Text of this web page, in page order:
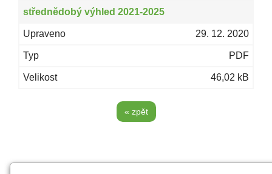
střednědobý výhled 2021-2025
29. 12. 2020
PDF
46,02 kB
« zpět